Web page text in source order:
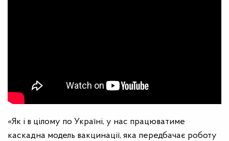
«Як і в цілому по Україні, у нас працюватиме
каскадна модель вакцинації, яка передбачає роботу